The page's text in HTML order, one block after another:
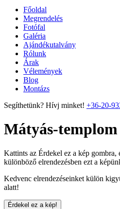
Főoldal
Megrendelés
Fotófal
Galéria
Ajándékutalvány
Rólunk
Árak
Vélemények
Blog
Montázs
Segíthetünk? Hívj minket! +36-20-
Mátyás-templom
Kattints az Érdekel ez a kép gombra,
különböző elrendezésben ezt a
Kedvenc elrendezéseinket külön
alatt!
Érdekel ez a kép!